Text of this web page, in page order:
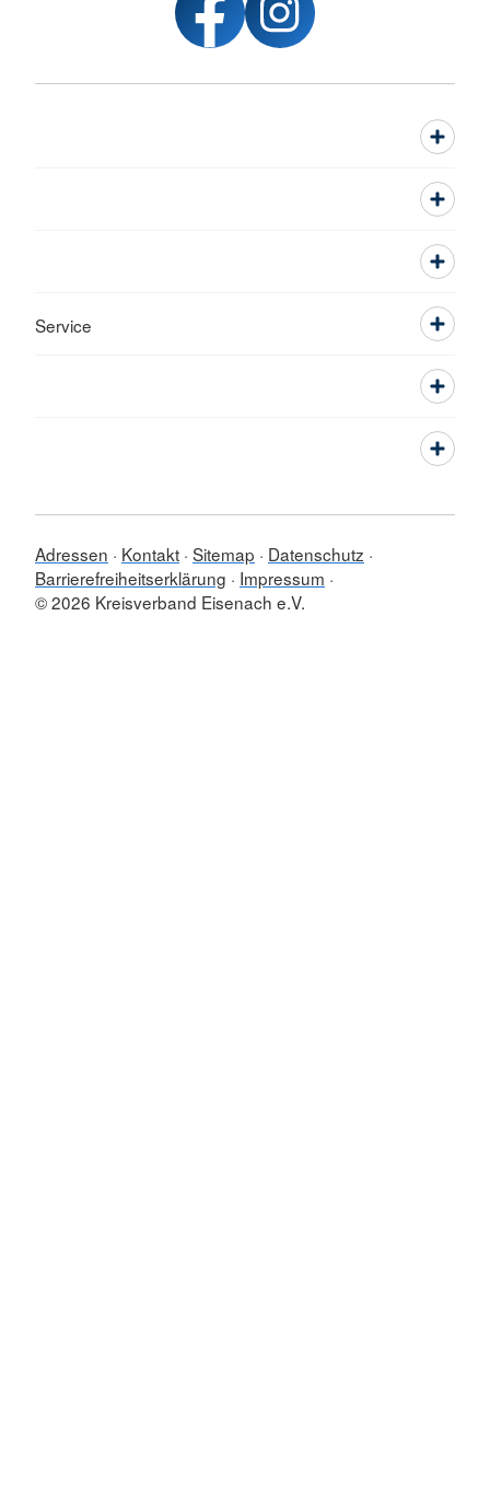
Service
Adressen Kontakt Sitemap
Datenschutz
Barrierefreiheitserklärung
Impressum
© 2026 Kreisverband Eisenach e.V.